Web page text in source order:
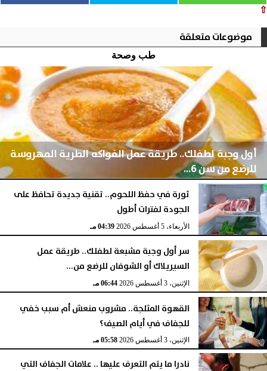
⇧
موضوعات متعلقة
طب وصحة
أول وجبة لطفلك.. طريقة عمل الفواكه الطرية المهروسة
للرضع من سن 6...
اليومالخميس، 6 أغسطس 2026 05:45 مـ
ثورة في حفظ اللحوم.. تقنية جديدة تحافظ على
الجودة لفترات أطول
الأربعاء، 5 أغسطس 2026 04:39 مـ
سر أول وجبة مشبعة لطفلك.. طريقة عمل
السيريلاك أو الشوفان للرضع من...
الإثنين، 3 أغسطس 2026 06:44 مـ
القهوة المثلجة.. مشروب منعش أم سبب خفي
للجفاف في أيام الصيف؟
الإثنين، 3 أغسطس 2026 05:58 مـ
نادرا ما يتم التعرف عليها .. علامات الجفاف التي